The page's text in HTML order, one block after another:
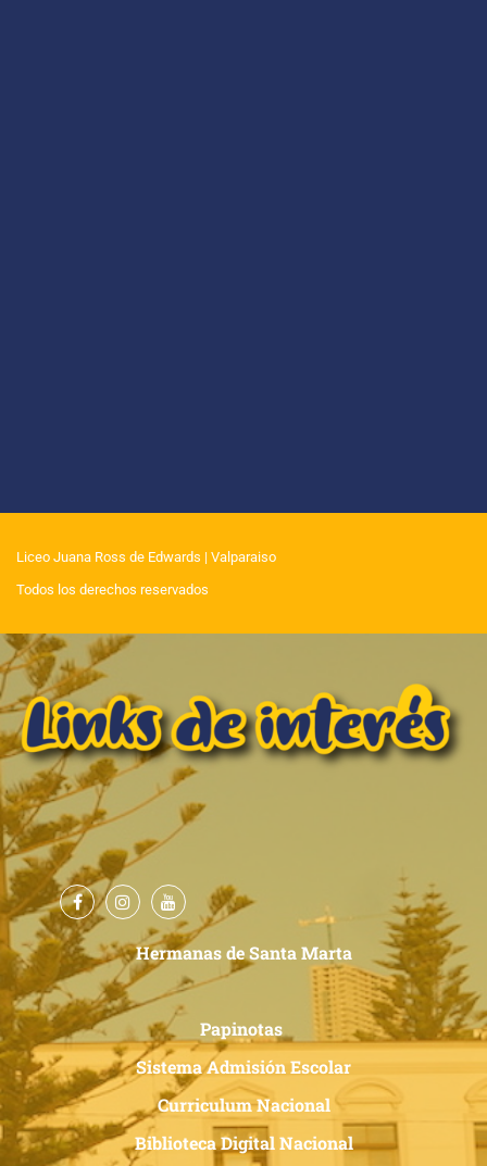
Liceo Juana Ross de Edwards | Valparaiso
Todos los derechos reservados
Hermanas de Santa Marta
Papinotas
Sistema Admisión Escolar
Curriculum Nacional
Biblioteca Digital Nacional